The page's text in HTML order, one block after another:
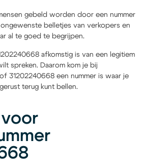
gebeld worden door een nummer
belletjes van verkopers en
al te goed te begrijpen.
afkomstig is van een legitiem
spreken. Daarom kom je bij
31202240668 een nummer is waar je
terug kunt bellen.